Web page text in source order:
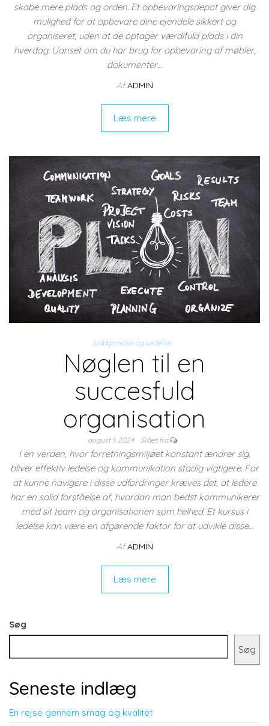
skabe mere plads og orden. Et opbevaringsdepot giver dig
mulighed for at opbevare dine ejendele sikkert og
organiseret, uden at de optager værdifuld plads i din
hverdag. Uanset om du har brug for opbevaring af møbler,
dokumenter…
Af ADMIN
Læs mere
Uddannelse og Ledelse
Nøglen til en
succesfuld
organisation
august 1, 2024 Slået fra
I en verden, hvor forretningsmiljøet konstant ændrer sig,
bliver effektiv ledelse og kommunikation stadig vigtigere. For
at kunne navigere i disse udfordringer kræves det, at ledere
har en solid forståelse af, hvordan man bedst kommunikerer
med sit team og organisationen som helhed. Et kursus i
ledelse kan være en afgørende faktor for at udvikle disse…
Af ADMIN
Læs mere
Søg
Søg
Seneste indlæg
En rejse gennem smag og kvalitet